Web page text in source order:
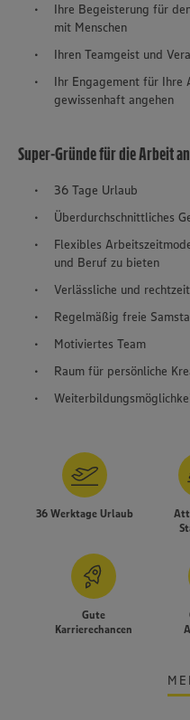
Ihre Begeisterung für
mit Menschen
Ihren Teamgeist und
Ihr Engagement für Ihre
gewissenhaft angehen
Super-Gründe für die Arbeit
36 Tage Urlaub
Überdurchschnittliches
Flexibles
und Beruf zu bieten
Verlässliche und
Regelmäßig freie
Motiviertes Team
Raum für persönliche
36 Werktage Urlaub
Gute
Karrierechancen